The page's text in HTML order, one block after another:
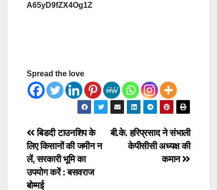
A65yD9fZX4Og1Z
Spread the love
Post
navigation
बी.के. हरिप्रसाद ने संभाली
केपीसीसी अध्यक्ष की
कमान
बिडदी टाउनशिप के
लिए किसानों की जमीन न
लें, सरकारी भूमि का
उपयोग करें : बसवराज
बोम्मई